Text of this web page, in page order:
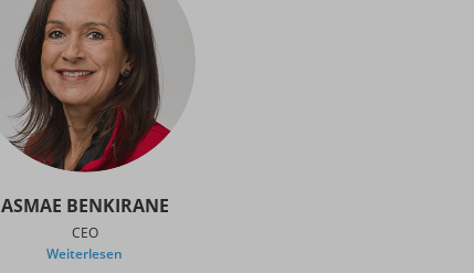
ASMAE BENKIRANE
CEO
Weiterlesen